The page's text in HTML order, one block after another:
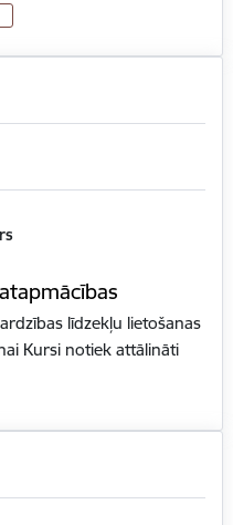
līdzekļu lietošanas
Kursi notiek attālināti